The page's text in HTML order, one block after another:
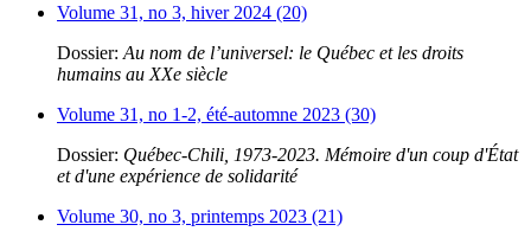
Volume 31, no 3, hiver 2024 (20)
Dossier: Au nom de l’universel: le Québec et les droits
humains au XXe siècle
Volume 31, no 1-2, été-automne 2023 (30)
Dossier: Québec-Chili, 1973-2023. Mémoire d'un coup d'État
et d'une expérience de solidarité
Volume 30, no 3, printemps 2023 (21)